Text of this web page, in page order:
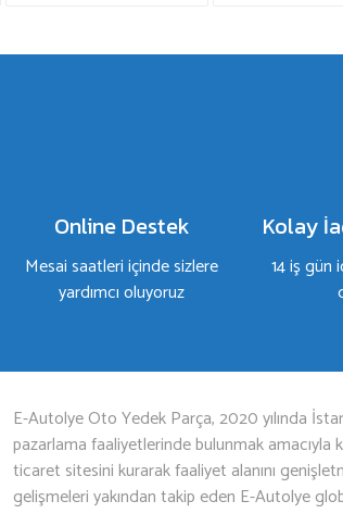
Online Destek
Mesai saatleri içinde sizlere
yardımcı oluyoruz
Kolay
14 iş gün
E-Autolye Oto Yedek Parça, 2020 yılında
pazarlama faaliyetlerinde bulunmak
ticaret sitesini kurarak faaliyet alanını
gelişmeleri yakından takip eden E-Autolye